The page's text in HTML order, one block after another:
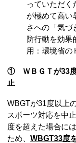
っていただく
が極めて高い
さへの「気づ
防行動を効果
用：環境省の
① ＷＢＧＴが33度
止
WBGTが31度以上
スポーツ対応を中
度を超えた場合に
ため、 WBGT33度